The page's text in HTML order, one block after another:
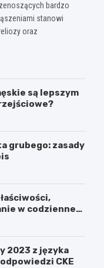
bardzo
stanowi
oraz
są lepszym
grubego: zasady
w codziennej
2023 z języka
CKE